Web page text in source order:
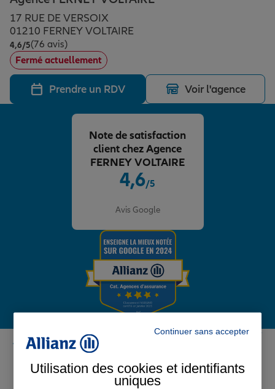
Assurance emprunteur
Prévoyance et dépendance
Assurance animal de compagnie
Protection de la famille
Protection juridique
Épargne & retraite
Plan épargne retraite
Assurance vie
Placements financiers
Investissements immobiliers
Transmission
Vos projets
Partir en vacances
Départ à la retraite
Préparer l’avenir
Conseil assurance
Assurance habitation
Le Pack Famille
Garantie des accidents de la vie
Assurance scolaire
Allianz en France
17 RUE DE VERSOIX
01210 FERNEY VOLTAIRE
4,6/5Note de 4.6 sur 5
(76 avis)
Fermé actuellement
Prendre un RDV Voir l'agence
4,6/5
Avis Google
Note de satisfaction
client chez Agence
FERNEY VOLTAIRE
Avis de l'agence Agence FERNEY
VOLTAIRE
0
Avis sur une période de 6 mois
Continuer sans accepter
Utilisation des cookies et identifiants
uniques